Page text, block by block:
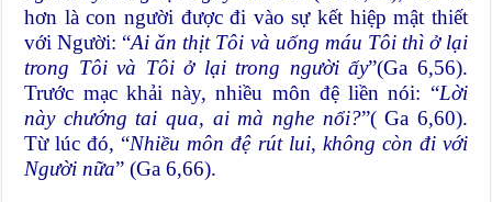
hơn là con người được đi vào sự kết hiệp mật thiết
với Người: “Ai ăn thịt Tôi và uống máu Tôi thì ở lại
trong Tôi và Tôi ở lại trong người ấy”(Ga 6,56).
Trước mạc khải này, nhiều môn đệ liền nói: “Lời
này chướng tai qua, ai mà nghe nổi?”( Ga 6,60).
Từ lúc đó, “Nhiều môn đệ rút lui, không còn đi với
Người nữa” (Ga 6,66).